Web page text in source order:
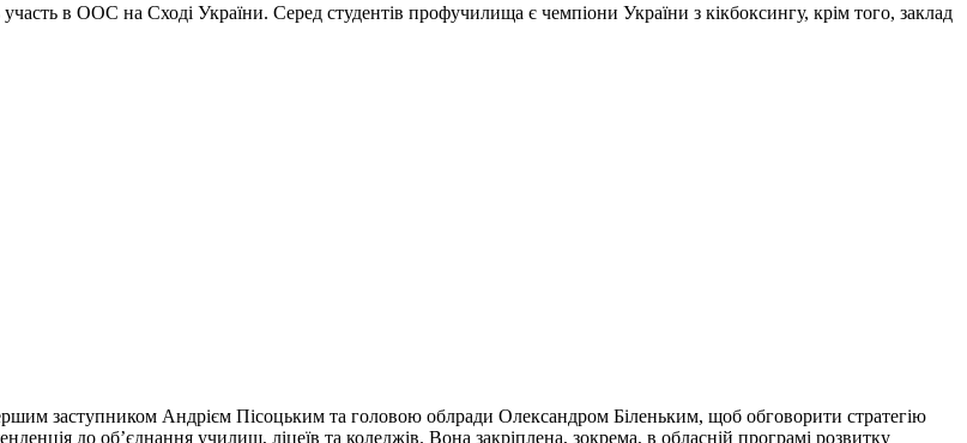
в ООС на Сході України. Серед студентів профучилища є чемпіони України з кікбоксингу, крім того, заклад
заступником Андрієм Пісоцьким та головою облради Олександром Біленьким, щоб обговорити стратегію
до об’єднання училищ, ліцеїв та коледжів. Вона закріплена, зокрема, в обласній програмі розвитку